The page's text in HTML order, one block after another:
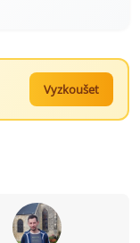
Vyzkoušet